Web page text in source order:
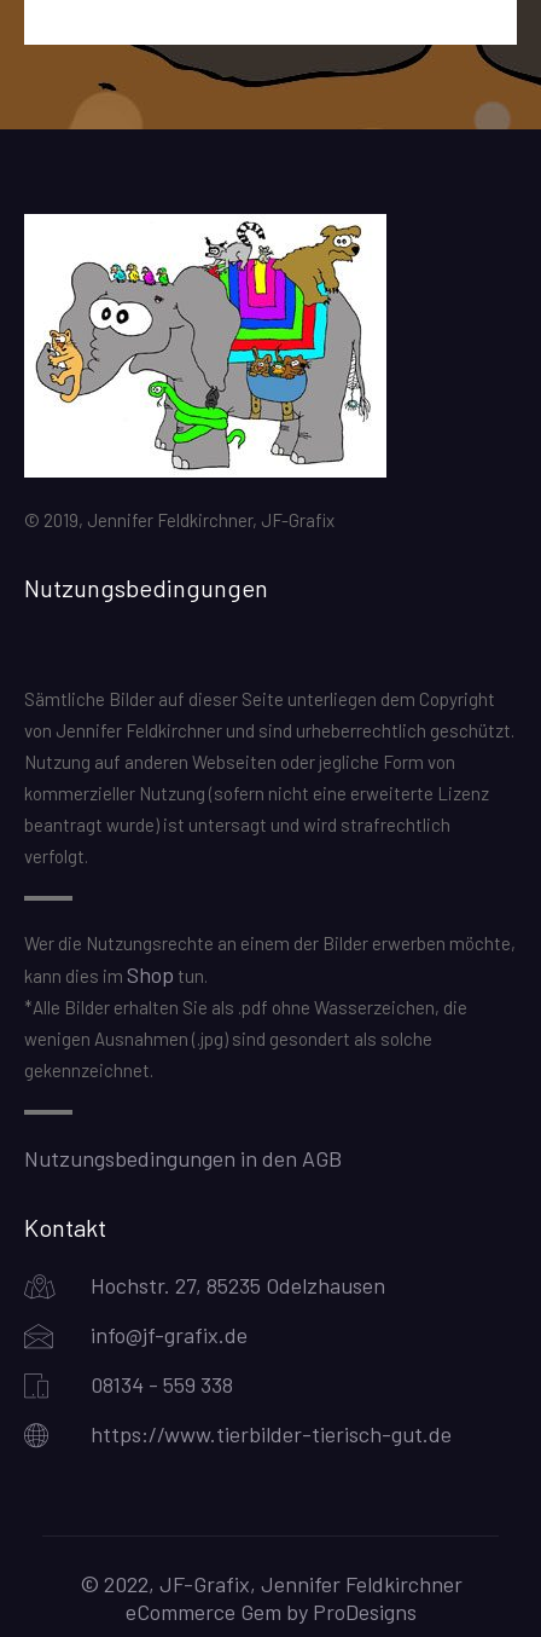
© 2019, Jennifer Feldkirchner, JF-Grafix
Nutzungsbedingungen
Sämtliche Bilder auf dieser Seite unterliegen dem Copyright
von Jennifer Feldkirchner und sind urheberrechtlich geschützt.
Nutzung auf anderen Webseiten oder jegliche Form von
kommerzieller Nutzung (sofern nicht eine erweiterte Lizenz
beantragt wurde) ist untersagt und wird strafrechtlich
verfolgt.
Wer die Nutzungsrechte an einem der Bilder erwerben möchte,
kann dies im Shop tun.
*Alle Bilder erhalten Sie als .pdf ohne Wasserzeichen, die
wenigen Ausnahmen (.jpg) sind gesondert als solche
gekennzeichnet.
Nutzungsbedingungen in den AGB
Kontakt
Hochstr. 27, 85235 Odelzhausen
info@jf-grafix.de
08134 - 559 338
https://www.tierbilder-tierisch-gut.de
© 2022, JF-Grafix, Jennifer Feldkirchner
eCommerce Gem by ProDesigns